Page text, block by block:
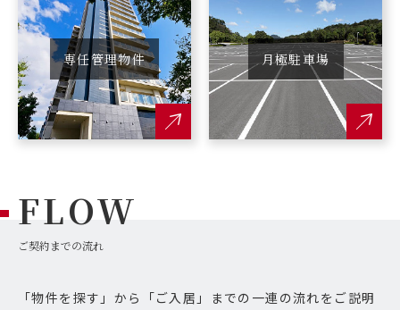
専任管理物件 月極駐車場
FLOW
ご契約までの流れ
「物件を探す」から「ご入居」までの一連の流れをご説明